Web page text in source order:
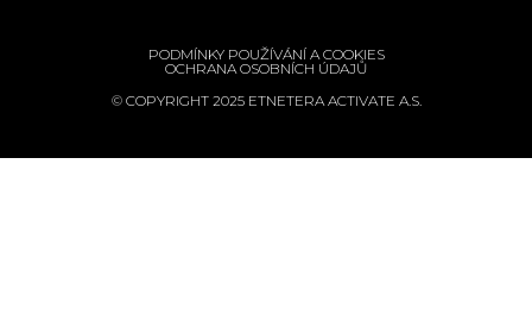
© COPYRIGHT 2025 ETNETERA ACTIVATE A.S.
PODMÍNKY POUŽÍVÁNÍ A COOKIES
OCHRANA OSOBNÍCH ÚDAJŮ